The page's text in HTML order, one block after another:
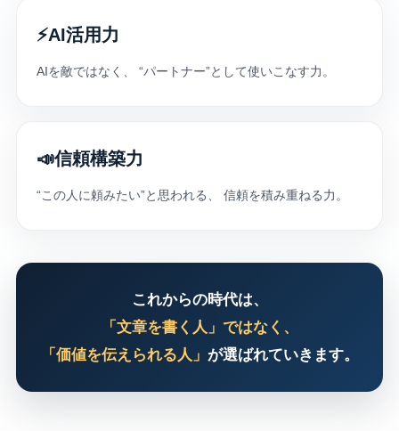
⚡AI活用力
AIを敵ではなく、 “パートナー”として使いこなす力。
📣信頼構築力
“この人に頼みたい”と思われる、 信頼を積み重ねる力。
これからの時代は、
「文章を書く人」ではなく、
「価値を伝えられる人」 が選ばれていきます。